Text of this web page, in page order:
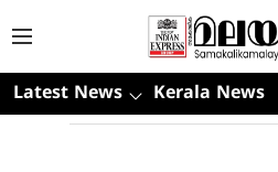
Latest News Kerala News